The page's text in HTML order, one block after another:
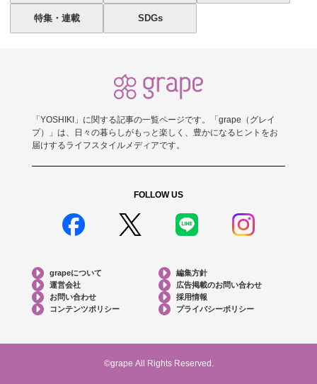
特集・連載 SDGs
「YOSHIKI」に関する記事の一覧ページです。「grape（グレイ
プ）」は、日々の暮らしがもっと楽しく、豊かになるヒントをお
届けするライフスタイルメディアです。
FOLLOW US
grapeについて
編集方針
運営会社
広告掲載のお問い合わせ
お問い合わせ
採用情報
コンテンツポリシー
プライバシーポリシー
©grape All Rights Reserved.